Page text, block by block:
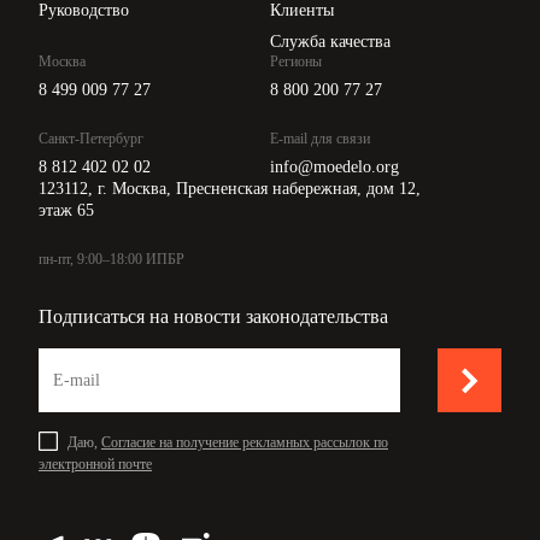
Руководство
Клиенты
Служба качества
Москва
8 499 009 77 27
Санкт-Петербург
8 812 402 02 02
Регионы
8 800 200 77 27
E-mail для связи
info@moedelo.org
123112, г. Москва, Пресненская набережная, дом 12,
этаж 65
пн-пт, 9:00–18:00 ИПБР
Подписаться на новости законодательства
Даю, Согласие на получение рекламных рассылок по
электронной почте